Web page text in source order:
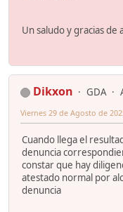
Un saludo y gracias de
Dikxon GDA
Viernes 29 de Agosto de
Cuando llega el
denuncia
constar que hay
atestado normal por
denuncia